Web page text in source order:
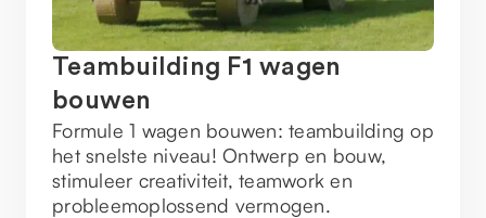
Teambuilding F1 wagen
bouwen
Formule 1 wagen bouwen: teambuilding op
het snelste niveau! Ontwerp en bouw,
stimuleer creativiteit, teamwork en
probleemoplossend vermogen.